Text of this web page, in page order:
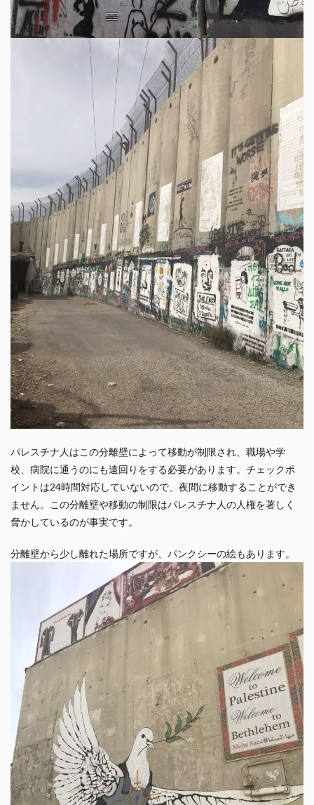
パレスチナ人はこの分離壁によって移動が制限され、職場や学
校、病院に通うのにも遠回りをする必要があります。チェックポ
イントは24時間対応していないので、夜間に移動することができ
ません。この分離壁や移動の制限はパレスチナ人の人権を著しく
脅かしているのが事実です。
分離壁から少し離れた場所ですが、パンクシーの絵もあります。